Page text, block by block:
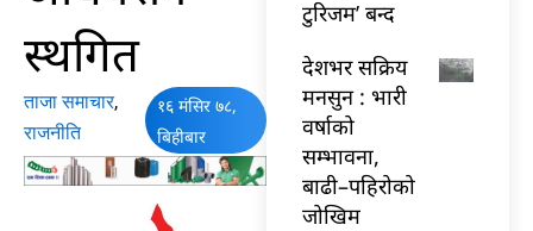
स्थगित
ताजा समाचार,
राजनीति
१६ मंसिर ७८,
बिहीबार
टुरिजम’ बन्द
देशभर सक्रिय
मनसुन : भारी
वर्षाको
सम्भावना,
बाढी–पहिरोको
जोखिम